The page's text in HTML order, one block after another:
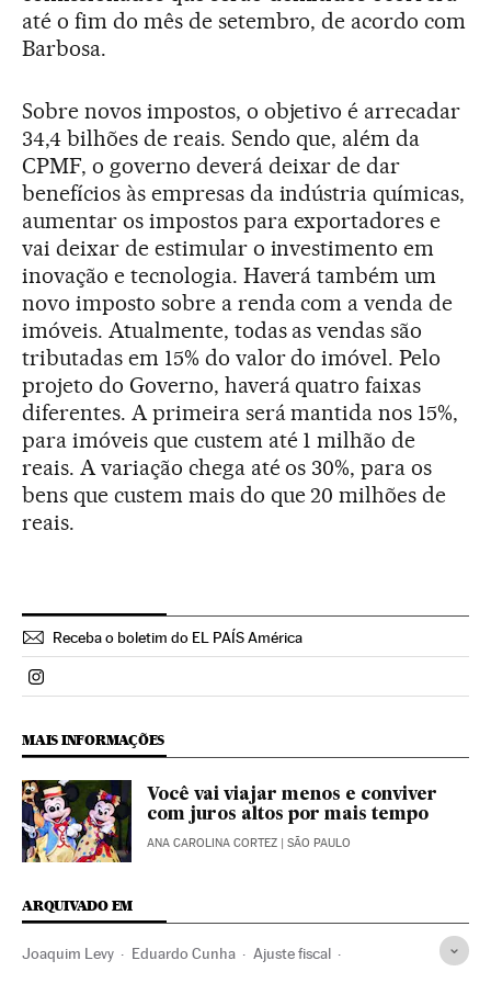
até o fim do mês de setembro, de acordo com
Barbosa.
Sobre novos impostos, o objetivo é arrecadar
34,4 bilhões de reais. Sendo que, além da
CPMF, o governo deverá deixar de dar
benefícios às empresas da indústria químicas,
aumentar os impostos para exportadores e
vai deixar de estimular o investimento em
inovação e tecnologia. Haverá também um
novo imposto sobre a renda com a venda de
imóveis. Atualmente, todas as vendas são
tributadas em 15% do valor do imóvel. Pelo
projeto do Governo, haverá quatro faixas
diferentes. A primeira será mantida nos 15%,
para imóveis que custem até 1 milhão de
reais. A variação chega até os 30%, para os
bens que custem mais do que 20 milhões de
reais.
Receba o boletim do EL PAÍS América
Politica El País Brasil en Instagram
MAIS INFORMAÇÕES
Você vai viajar menos e conviver
com juros altos por mais tempo
ANA CAROLINA CORTEZ | SÃO PAULO
ARQUIVADO EM
Joaquim Levy Eduardo Cunha Ajuste fiscal